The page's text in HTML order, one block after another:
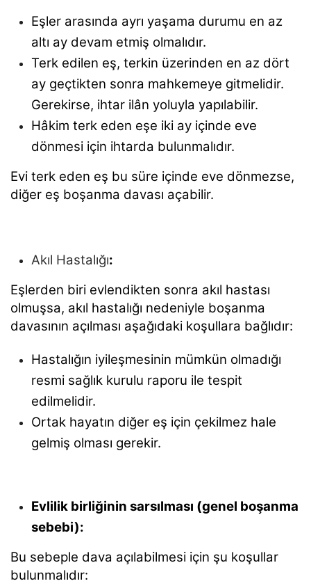
Eşler arasında ayrı yaşama durumu en az
altı ay devam etmiş olmalıdır.
Terk edilen eş, terkin üzerinden en az dört
ay geçtikten sonra mahkemeye gitmelidir.
Gerekirse, ihtar ilân yoluyla yapılabilir.
Hâkim terk eden eşe iki ay içinde eve
dönmesi için ihtarda bulunmalıdır.
Evi terk eden eş bu süre içinde eve dönmezse,
diğer eş boşanma davası açabilir.
Akıl Hastalığı:
Eşlerden biri evlendikten sonra akıl hastası
olmuşsa, akıl hastalığı nedeniyle boşanma
davasının açılması aşağıdaki koşullara bağlıdır:
Hastalığın iyileşmesinin mümkün olmadığı
resmi sağlık kurulu raporu ile tespit
edilmelidir.
Ortak hayatın diğer eş için çekilmez hale
gelmiş olması gerekir.
Evlilik birliğinin sarsılması (genel boşanma
sebebi):
Bu sebeple dava açılabilmesi için şu koşullar
bulunmalıdır: